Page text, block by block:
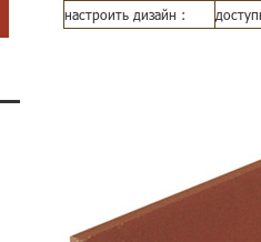
настроить дизайн :